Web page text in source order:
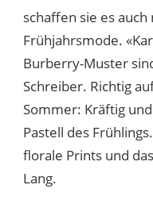
schaffen sie es auch
Frühjahrsmode.
Burberry-Muster
Schreiber. Richtig
Sommer: Kräftig
Pastell des
florale Prints und
Lang.